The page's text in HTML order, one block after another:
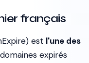
français
est l'une des
expirés